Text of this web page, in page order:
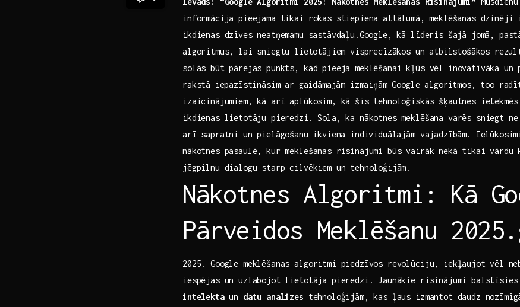
informācija pieejama tikai rokas stiepiena attālumā, ⁣meklēšanas dzinēji
ikdienas dzīves neatņemamu⁣ sastāvdaļu.Google, kā līderis šajā jomā,
algoritmus, lai sniegtu ⁢lietotājiem visprecīzākos un ⁢atbilstošākos
solās ‍būt pārejas punkts, kad pieeja meklēšanai kļūs vēl inovatīvāka ​un
rakstā ⁢iepazīstināsim ⁢ar gaidāmajām izmaiņām Google algoritmos, too
izaicinājumiem, kā arī aplūkosim, kā šīs tehnoloģiskās ​šķautnes ietekmēs
ikdienas‍ lietotāju pieredzi. Sola, ka nākotnes meklēšana varēs sniegt
arī sapratni un pielāgošanu⁢ ikviena individuālajām ‌vajadzībām.
‌nākotnes pasaulē, kur ‌meklešanas risinājumi būs vairāk nekā tikai
jēgpilnu dialogu‌ starp cilvēkiem un tehnoloģijām.
Nākotnes Algoritmi: Kā‍
Pārveidos Meklēšanu
2025. Google meklēšanas algoritmi piedzīvos revolūciju, iekļaujot ⁤vēl
iespējas un uzlabojot lietotāja pieredzi. Jaunākie risinājumi balstīsies
intelektaun datu ​analīzes tehnoloģijām, kas ļaus izmantot daudz